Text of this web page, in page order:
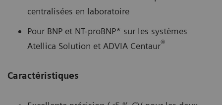
centralisées en laboratoire
Pour BNP et NT-proBNP* sur les systèmes
Atellica Solution et ADVIA Centaur®
Caractéristiques